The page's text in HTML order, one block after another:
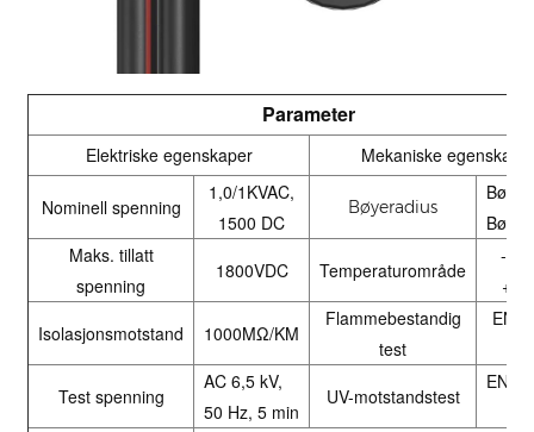
Parameter
Elektriske egenskaper Mekaniske
Nominell spenning
1,0/1KVAC,
1500 DC
Bøyeradius
Maks. tillatt
spenning
1800VDC Temperaturområde
-40
Isolasjonsmotstand
1000ΜΩ/KM
Flammebestandig
test
EN
Test spenning
AC 6,5 kV,
50 Hz, 5 min
UV-motstandstest